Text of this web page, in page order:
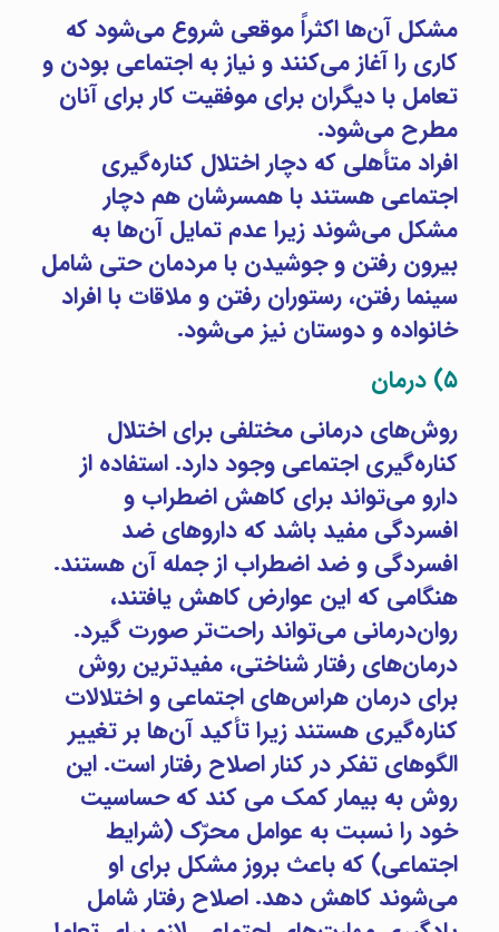
مشکل آن‌ها اکثراً موقعی شروع می‌شود که
کاری را آغاز می‌کنند و نیاز به اجتماعی بودن و
تعامل با دیگران برای موفقیت کار برای آنان
مطرح می‌شود.
افراد متأهلی که دچار اختلال کناره‌گیری
اجتماعی هستند با همسرشان هم دچار
مشکل می‌شوند زیرا عدم تمایل آن‌ها به
بیرون رفتن و جوشیدن با مردمان حتی شامل
سینما رفتن، رستوران رفتن و ملاقات با افراد
خانواده و دوستان نیز می‌شود.
۵) درمان
روش‌های درمانی مختلفی برای اختلال
کناره‌گیری اجتماعی وجود دارد. استفاده از
دارو می‌تواند برای کاهش اضطراب و
افسردگی مفید باشد که داروهای ضد
افسردگی و ضد اضطراب از جمله آن هستند.
هنگامی که این عوارض کاهش یافتند،
روان‌درمانی می‌تواند راحت‌تر صورت گیرد.
درمان‌های رفتار شناختی، مفیدترین روش
برای درمان هراس‌های اجتماعی و اختلالات
کناره‌گیری هستند زیرا تأکید آن‌ها بر تغییر
الگوهای تفکر در کنار اصلاح رفتار است. این
روش به بیمار کمک می کند که حساسیت
خود را نسبت به عوامل محرّک (شرایط
اجتماعی) که باعث بروز مشکل برای او
می‌شوند کاهش دهد. اصلاح رفتار شامل